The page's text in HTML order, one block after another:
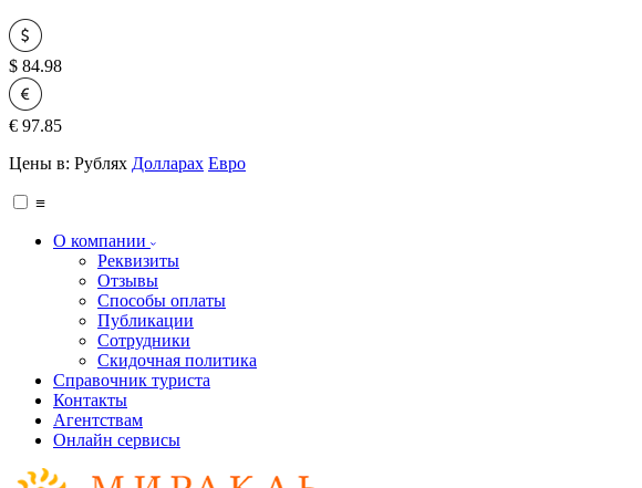
$ 84.98
€ 97.85
Цены в: Рублях Долларах Евро
≡
О компании
Реквизиты
Отзывы
Способы оплаты
Публикации
Сотрудники
Скидочная политика
Справочник туриста
Контакты
Агентствам
Онлайн сервисы